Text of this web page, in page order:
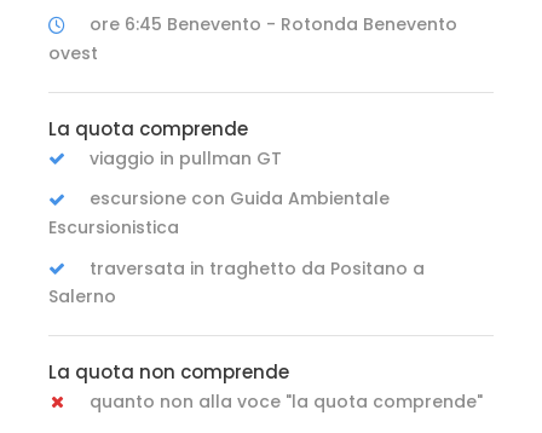
ore 6:45 Benevento - Rotonda Benevento
ovest
La quota comprende
viaggio in pullman GT
escursione con Guida Ambientale
Escursionistica
traversata in traghetto da Positano a
Salerno
La quota non comprende
quanto non alla voce "la quota comprende"